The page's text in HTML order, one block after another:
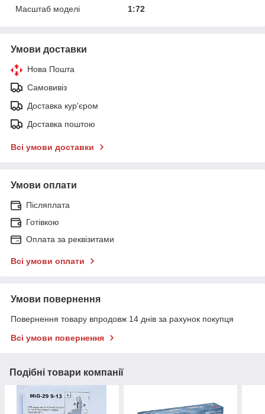
Масштаб моделі
1:72
Умови доставки
Нова Пошта
Самовивіз
Доставка кур'єром
Доставка поштою
Всі умови доставки
Умови оплати
Післяплата
Готівкою
Оплата за реквізитами
Всі умови оплати
Умови повернення
Повернення товару впродовж 14 днів за рахунок покупця
Всі умови повернення
Подібні товари компанії